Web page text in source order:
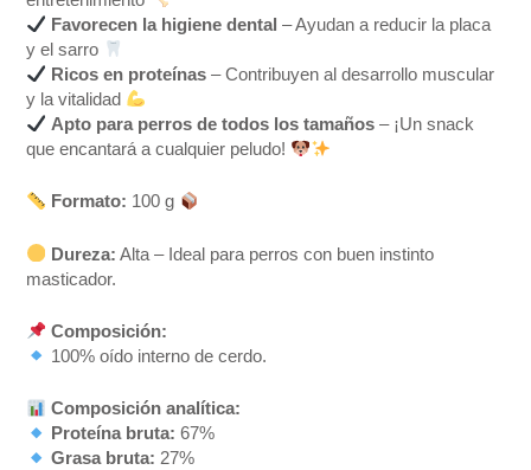
Favorecen la higiene dental – Ayudan a reducir la placa
y el sarro
Ricos en proteínas – Contribuyen al desarrollo muscular
y la vitalidad
Apto para perros de todos los tamaños – ¡Un snack
que encantará a cualquier peludo!
Formato: 100 g
Dureza: Alta – Ideal para perros con buen instinto
masticador.
Composición:
100% oído interno de cerdo.
Composición analítica:
Proteína bruta: 67%
Grasa bruta: 27%